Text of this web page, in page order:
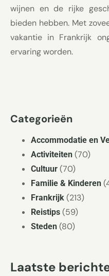
wijnen en de rijke
bieden hebben. Met
vakantie in Frankrijk
ervaring worden.
Categorieën
Accommodatie en
Activiteiten (70)
Cultuur (70)
Familie & Kinderen
Frankrijk (213)
Reistips (59)
Steden (80)
Laatste